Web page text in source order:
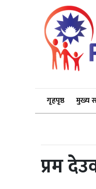
गृहपृष्ठ मुख्य
प्रम